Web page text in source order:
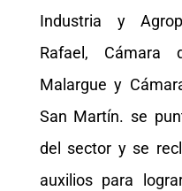
Industria y
Rafael, Cámara
Malargue y
San Martín. se
del sector y se
auxilios para